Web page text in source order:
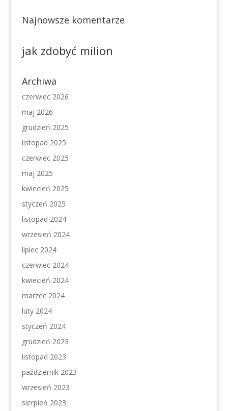
Najnowsze komentarze
jak zdobyć milion
Archiwa
czerwiec 2026
maj 2026
grudzień 2025
listopad 2025
czerwiec 2025
maj 2025
kwiecień 2025
styczeń 2025
listopad 2024
wrzesień 2024
lipiec 2024
czerwiec 2024
kwiecień 2024
marzec 2024
luty 2024
styczeń 2024
grudzień 2023
listopad 2023
październik 2023
wrzesień 2023
sierpień 2023